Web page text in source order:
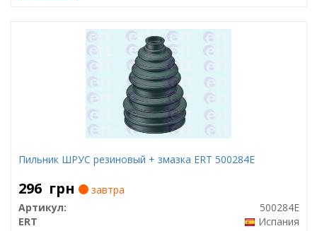
Пильник ШРУС резиновый + змазка ERT 500284E
296 грн
завтра
Артикул:
500284E
ERT
Испания